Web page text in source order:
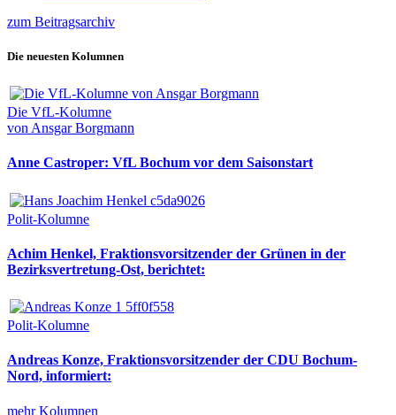
zum Beitragsarchiv
Die neuesten Kolumnen
Die VfL-Kolumne
von Ansgar Borgmann
Anne Castroper: VfL Bochum vor dem Saisonstart
Polit-Kolumne
Achim Henkel, Fraktionsvorsitzender der Grünen in der
Bezirksvertretung-Ost, berichtet:
Polit-Kolumne
Andreas Konze, Fraktionsvorsitzender der CDU Bochum-
Nord, informiert:
mehr Kolumnen